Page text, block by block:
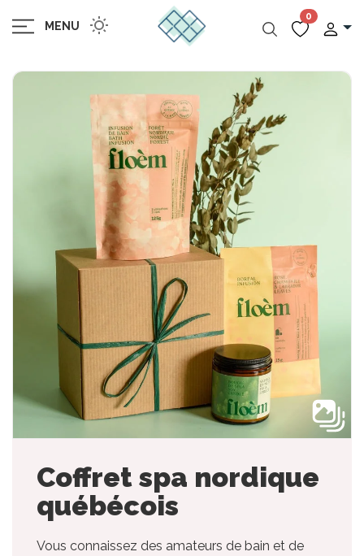
MENU
0
Coffret spa nordique
québécois
Vous connaissez des amateurs de bain et de